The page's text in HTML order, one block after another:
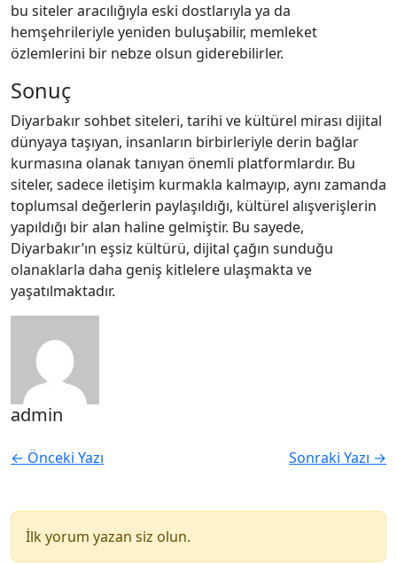
bu siteler aracılığıyla eski dostlarıyla ya da
hemşehrileriyle yeniden buluşabilir, memleket
özlemlerini bir nebze olsun giderebilirler.
Sonuç
Diyarbakır sohbet siteleri, tarihi ve kültürel mirası dijital
dünyaya taşıyan, insanların birbirleriyle derin bağlar
kurmasına olanak tanıyan önemli platformlardır. Bu
siteler, sadece iletişim kurmakla kalmayıp, aynı zamanda
toplumsal değerlerin paylaşıldığı, kültürel alışverişlerin
yapıldığı bir alan haline gelmiştir. Bu sayede,
Diyarbakır’ın eşsiz kültürü, dijital çağın sunduğu
olanaklarla daha geniş kitlelere ulaşmakta ve
yaşatılmaktadır.
admin
← Önceki Yazı Sonraki Yazı →
İlk yorum yazan siz olun.